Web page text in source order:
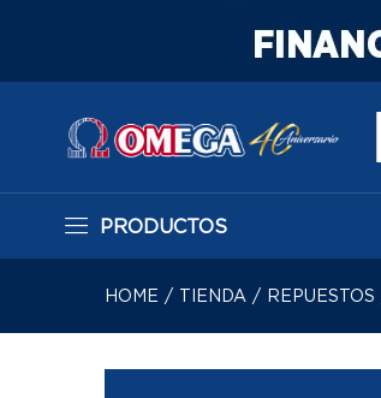
PRODUCTOS
HOME / TIENDA / REPUESTOS